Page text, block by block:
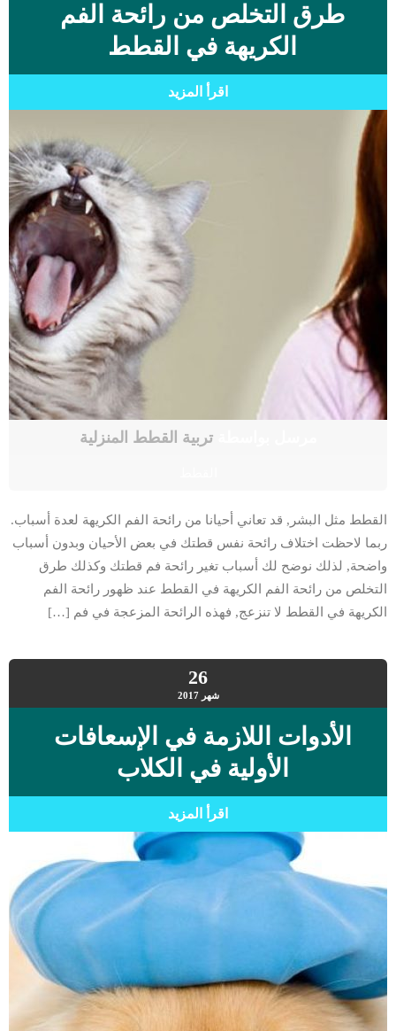
طرق التخلص من رائحة الفم
الكريهة في القطط
اقرأ المزيد
مرسل بواسطةتربية القطط المنزلية
القطط مثل البشر, قد تعاني أحيانا من رائحة الفم الكريهة لعدة أسباب.
ربما لاحظت اختلاف رائحة نفس قطتك في بعض الأحيان وبدون أسباب
واضحة, لذلك نوضح لك أسباب تغير رائحة فم قطتك وكذلك طرق
التخلص من رائحة الفم الكريهة في القطط عند ظهور رائحة الفم
الكريهة في القطط لا تنزعج, فهذه الرائحة المزعجة في فم […]
26
شهر2017
الأدوات اللازمة في الإسعافات
الأولية في الكلاب
اقرأ المزيد